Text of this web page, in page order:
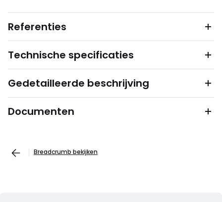
Referenties
Technische specificaties
Gedetailleerde beschrijving
Documenten
Breadcrumb bekijken